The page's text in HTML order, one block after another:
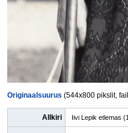
Originaalsuurus (544x800 pikslit,
Allkiri Iivi Lepik etlemas